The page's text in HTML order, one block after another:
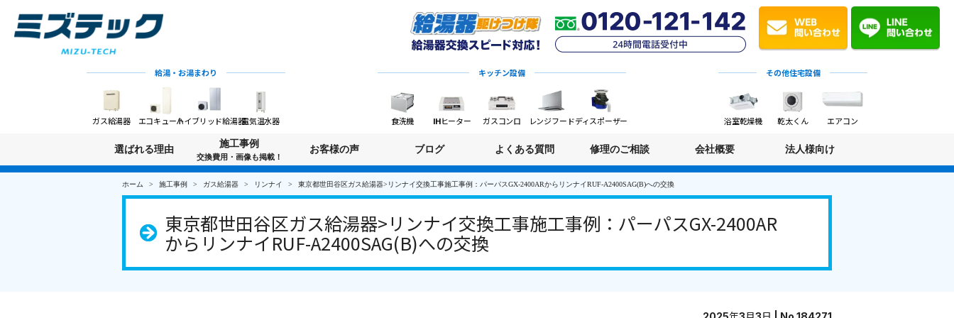
給湯・お湯まわり
ガス給湯器 エコキュートハイブリッド給湯器電気温水器
キッチン設備
食洗機 IHヒーター ガスコンロ レンジフードディスポーザー
その他住宅設備
浴室乾燥機 乾太くん エアコン
選ばれる理由
施工事例
交換費用・画像も掲載！
お客様の声 ブログ よくある質問 修理のご相談 会社概要 法人様向け
ホーム 施工事例 ガス給湯器 リンナイ 東京都世田谷区ガス給湯器>リンナイ交換工事施工事例：パーパスGX-2400ARからリンナイRUF-A2400SAG(B)への交換
東京都世田谷区ガス給湯器>リンナイ交換工事施工事例：パーパスGX-2400AR
からリンナイRUF-A2400SAG(B)への交換